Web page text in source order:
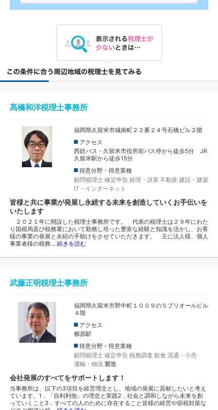
髙橋和洋税理士事務所
福岡県久留米市城南町２２番２４号石橋ビル２階
アクセス
西鉄バス・久留米市役所前バス停から徒歩5分 JR
久留米駅から徒歩15分
得意分野・得意業種
顧問税理士 確定申告 経理・決算 不動産 建設・建築
IT・インターネット
皆様と共に事業が発展し永続する未来を創造していくお手伝いを
いたします
２０２１年に開設した税理士事務所です。 代表の税理士は２９年にわた
り国税局及び税務署において勤務し培った豊富な経験と知識を活かし、お客
様の事業の発展と永続の手助けをさせていただきます。 主に法人様、個人
事業者様の税務… 続きを読む
武藤正明税理士事務所
福岡県久留米市野中町１００９の５プリオールビル
４階
アクセス
櫛原駅
得意分野・得意業種
顧問税理士 確定申告 税務調査 飲食 流通・小売
運輸・物流 製造
会社発展のすべてをサポートします！
当事務所は、以下の3項目を経営理念とし、地域の発展に貢献したいと考え
ています。1．「自利利他」の理念と実践2．社会と調和しながら未来を創
っていくこと3．すべての人のために存在すること皆様の経営や節税対策な